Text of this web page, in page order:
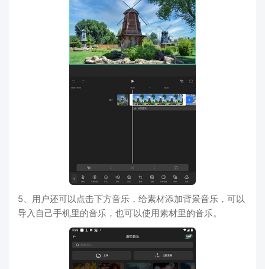
5、用户还可以点击下方音乐，给素材添加背景音乐，可以
导入自己手机里的音乐，也可以使用素材里的音乐。